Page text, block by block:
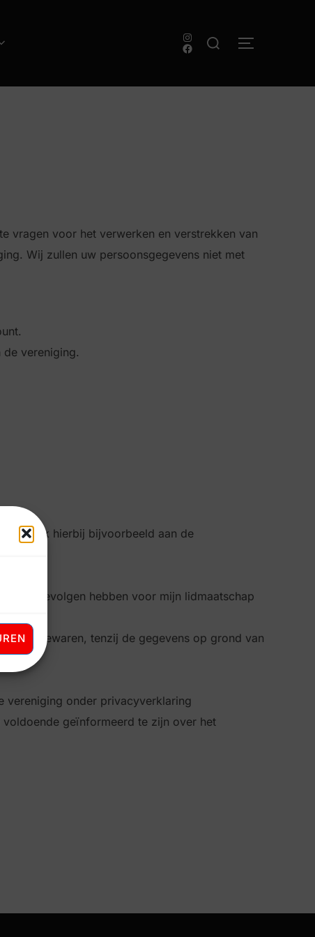
Instagram
Facebook
Zoek
TOGGLE
vragen voor het verwerken en verstrekken van
Wij zullen uw persoonsgegevens niet met
de vereniging.
(denk hierbij bijvoorbeeld aan de
kan gevolgen hebben voor mijn lidmaatschap
bewaren, tenzij de gegevens op grond van
vereniging onder privacyverklaring
geïnformeerd te zijn over het